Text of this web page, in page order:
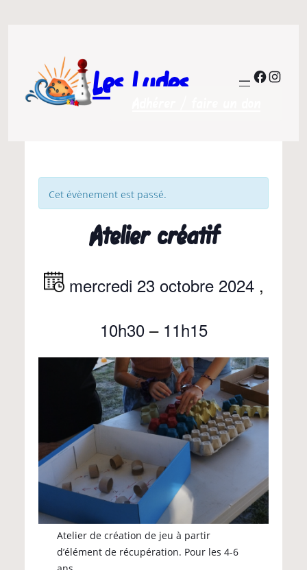
Les Ludes
Cet évènement est passé.
Atelier créatif
mercredi 23 octobre 2024 ,
10h30 – 11h15
Atelier de création de jeu à partir
d’élément de récupération. Pour les 4-6